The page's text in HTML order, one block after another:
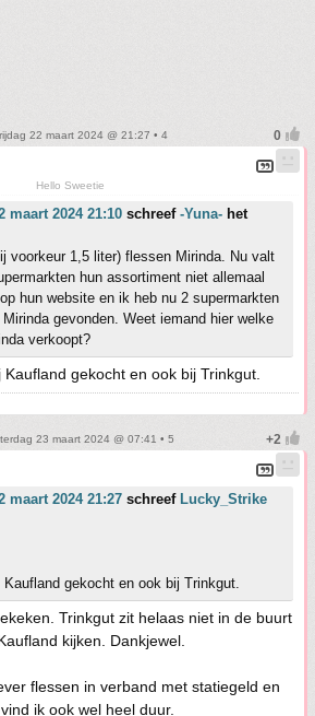
22 maart 2024 @ 21:27 • 4
Hello Sweetie
maart 2024 21:10 schreef -Yuna- het
voorkeur 1,5 liter) flessen Mirinda. Nu valt
hun assortiment niet allemaal
hun website en ik heb nu 2 supermarkten
gevonden. Weet iemand hier welke
verkoopt?
gekocht en ook bij Trinkgut.
23 maart 2024 @ 07:41 • 5
maart 2024 21:27 schreef Lucky_Strike
Kaufland gekocht en ook bij Trinkgut.
Trinkgut zit helaas niet in de buurt
kijken. Dankjewel.
flessen in verband met statiegeld en
ik ook wel heel duur.